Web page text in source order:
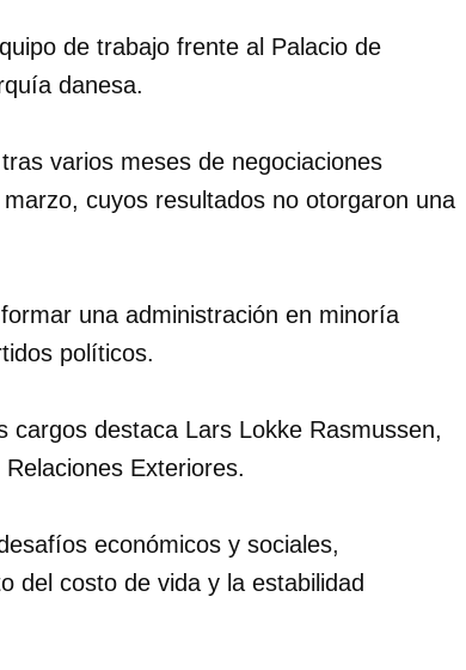
de trabajo frente al Palacio de
danesa.
varios meses de negociaciones
cuyos resultados no otorgaron una
una administración en minoría
políticos.
cargos destaca Lars Lokke Rasmussen,
Exteriores.
económicos y sociales,
del costo de vida y la estabilidad